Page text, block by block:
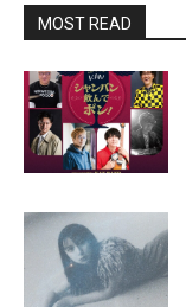
MOST READ